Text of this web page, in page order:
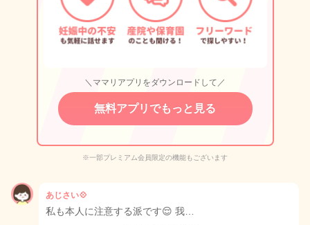
＼ママリアプリをダウンロードして／
無料アプリでもっと見る
※一部プレミアム会員限定の機能もございます
あじさい💠
私も本人に注意する派です😌 我…